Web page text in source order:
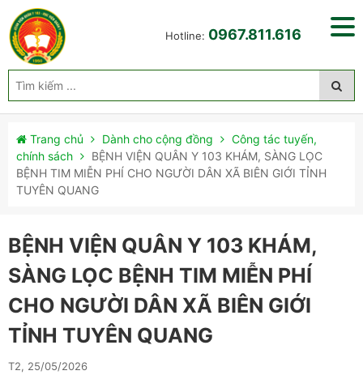
Hotline: 0967.811.616
Trang chủ Dành cho cộng đồng
Công tác tuyến,
chính sách
BỆNH VIỆN QUÂN Y 103 KHÁM, SÀNG LỌC
BỆNH TIM MIỄN PHÍ CHO NGƯỜI DÂN XÃ BIÊN GIỚI TỈNH
TUYÊN QUANG
BỆNH VIỆN QUÂN Y 103 KHÁM,
SÀNG LỌC BỆNH TIM MIỄN PHÍ
CHO NGƯỜI DÂN XÃ BIÊN GIỚI
TỈNH TUYÊN QUANG
T2, 25/05/2026